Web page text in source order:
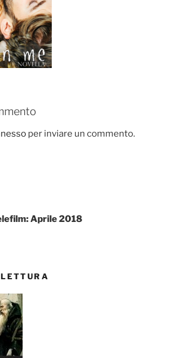
per inviare un commento.
Aprile 2018